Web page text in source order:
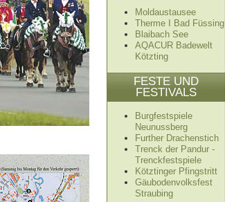
Moldaustausee
Therme I Bad Füssing
Blaibach See
AQACUR Badewelt
Kötzting
FESTE UND
FESTIVALS
Burgfestspiele
Neunussberg
Further Drachenstich
Trenck der Pandur -
Trenckfestspiele
Kötztinger Pfingstritt
Gäubodenvolksfest
Straubing